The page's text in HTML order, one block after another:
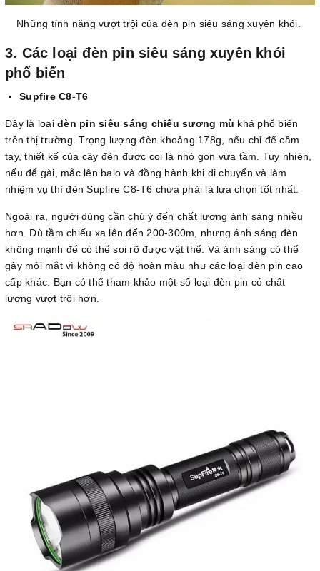
Những tính năng vượt trội của đèn pin siêu sáng xuyên khói.
3. Các loại đèn pin siêu sáng xuyên khói
phổ biến
Supfire C8-T6
Đây là loại đèn pin siêu sáng chiếu sương mù khá phổ biến
trên thị trường. Trọng lượng đèn khoảng 178g, nếu chỉ để cầm
tay, thiết kế của cây đèn được coi là nhỏ gọn vừa tầm. Tuy nhiên,
nếu để gài, mắc lên balo và đồng hành khi di chuyển và làm
nhiệm vụ thì đèn Supfire C8-T6 chưa phải là lựa chọn tốt nhất.
Ngoài ra, người dùng cần chú ý đến chất lượng ánh sáng nhiều
hơn. Dù tầm chiếu xa lên đến 200-300m, nhưng ánh sáng đèn
không mạnh để có thể soi rõ được vật thể. Và ánh sáng có thể
gây mỏi mắt vì không có độ hoàn màu như các loại đèn pin cao
cấp khác. Bạn có thể tham khảo một số loại đèn pin có chất
lượng vượt trội hơn.